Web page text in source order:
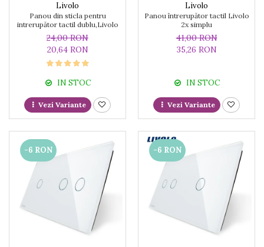
Livolo
Panou din sticla pentru
intrerupător tactil dublu,Livolo
24,00 RON
20,64 RON
IN STOC
Vezi Variante
Livolo
Panou întrerupător tactil Livolo
2x simplu
41,00 RON
35,26 RON
IN STOC
Vezi Variante
-6 RON -6 RON